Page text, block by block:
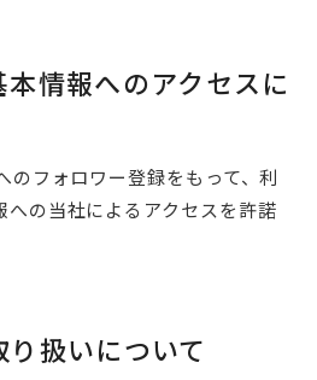
情報へのアクセスに
のフォロワー登録をもって、利
への当社によるアクセスを許諾
扱いについて